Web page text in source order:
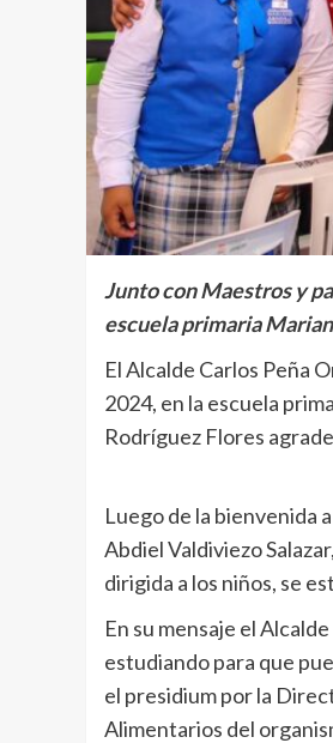
Junto con Maestros y
escuela primaria
El Alcalde Carlos Peña
2024, en la escuela
Rodríguez Flores
Luego de la bienvenida
Abdiel Valdiviezo
dirigida a los niños, se
En su mensaje el
estudiando para que
el presidium por la
Alimentarios del